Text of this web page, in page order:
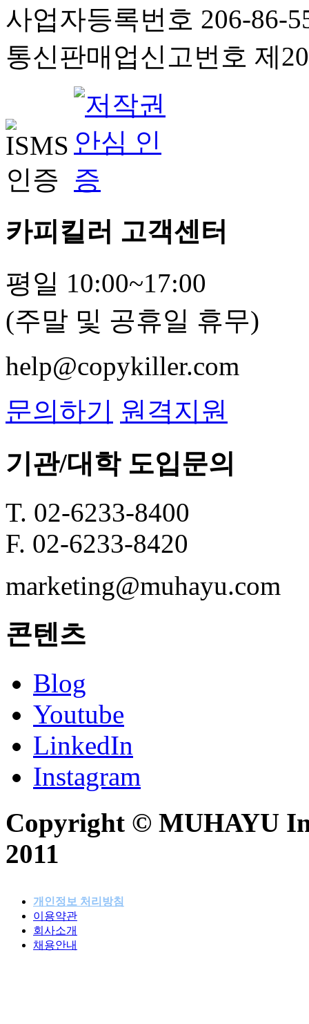
사업자등록번호 206-86-
통신판매업신고번호 제
카피킬러 고객센터
평일 10:00~17:00
(주말 및 공휴일 휴무)
help@copykiller.com
문의하기 원격지원
기관/대학 도입문의
T. 02-6233-8400
F. 02-6233-8420
marketing@muhayu.com
콘텐츠
Blog
Youtube
LinkedIn
Instagram
Copyright © MUHAYU
2011
개인정보 처리방침
이용약관
회사소개
채용안내